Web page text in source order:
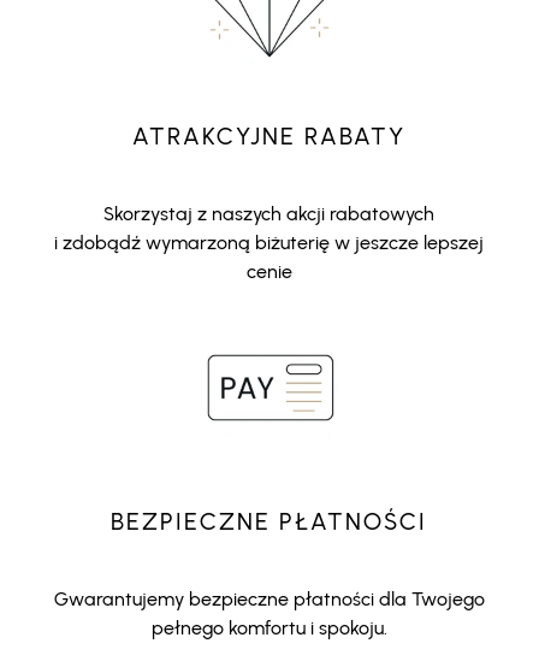
ATRAKCYJNE RABATY
Skorzystaj z naszych akcji rabatowych
i zdobądź wymarzoną biżuterię w jeszcze lepszej
cenie
BEZPIECZNE PŁATNOŚCI
Gwarantujemy bezpieczne płatności dla Twojego
pełnego komfortu i spokoju.